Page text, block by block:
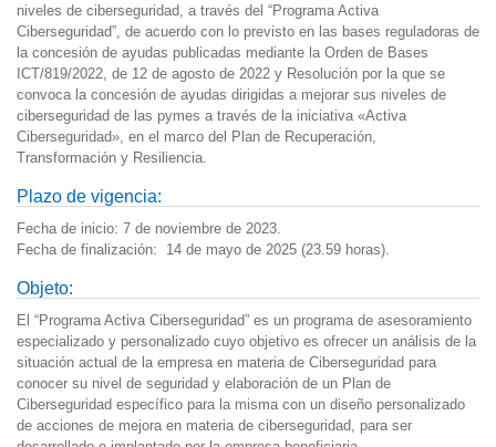
niveles de ciberseguridad, a través del “Programa Activa
Ciberseguridad”, de acuerdo con lo previsto en las bases reguladoras de
la concesión de ayudas publicadas mediante la Orden de Bases
ICT/819/2022, de 12 de agosto de 2022 y Resolución por la que se
convoca la concesión de ayudas dirigidas a mejorar sus niveles de
ciberseguridad de las pymes a través de la iniciativa «Activa
Ciberseguridad», en el marco del Plan de Recuperación,
Transformación y Resiliencia.
Plazo de vigencia:
Fecha de inicio: 7 de noviembre de 2023.
Fecha de finalización: 14 de mayo de 2025 (23.59 horas).
Objeto:
El “Programa Activa Ciberseguridad” es un programa de asesoramiento
especializado y personalizado cuyo objetivo es ofrecer un análisis de la
situación actual de la empresa en materia de Ciberseguridad para
conocer su nivel de seguridad y elaboración de un Plan de
Ciberseguridad específico para la misma con un diseño personalizado
de acciones de mejora en materia de ciberseguridad, para ser